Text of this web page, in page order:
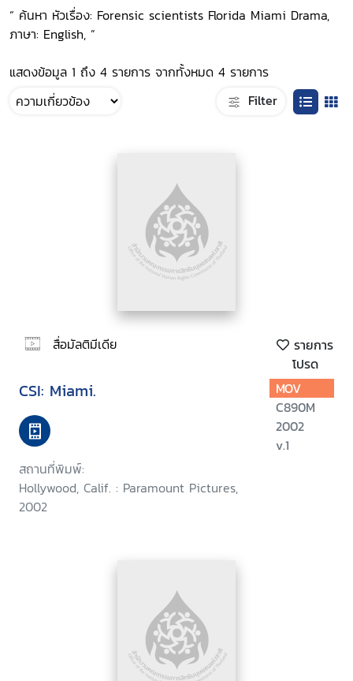
“ ค้นหา หัวเรื่อง: Forensic scientists Florida Miami Drama,
ภาษา: English, ”
แสดงข้อมูล 1 ถึง 4 รายการ จากทั้งหมด 4 รายการ
Filter
สื่อมัลติมีเดีย
รายการ
โปรด
CSI: Miami.
สถานที่พิมพ์:
Hollywood, Calif. : Paramount Pictures,
2002
MOV
C890M
2002
v.1